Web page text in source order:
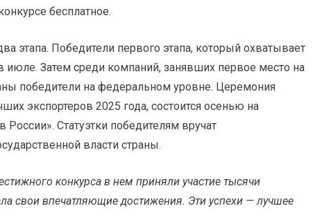
бесплатное.
этапа. Победители первого этапа, который охватывает
Затем среди компаний, занявших первое место на
победители на федеральном уровне. Церемония
экспортеров 2025 года, состоится осенью на
Статуэтки победителям вручат
власти страны.
конкурса в нем приняли участие тысячи
свои впечатляющие достижения. Эти успехи — лучшее